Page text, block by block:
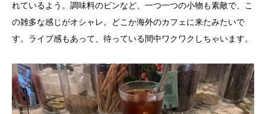
れているよう。調味料のビンなど、一つ一つの小物も素敵で、こ
の雑多な感じがオシャレ。どこか海外のカフェに来たみたいで
す。ライブ感もあって、待っている間中ワクワクしちゃいます。